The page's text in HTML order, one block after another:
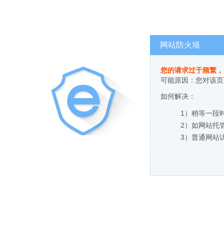
网站防火墙
您的请求过于频繁
可能原因：您对
如何解决：
1）稍等一段时
2）如网站托管
3）普通网站访